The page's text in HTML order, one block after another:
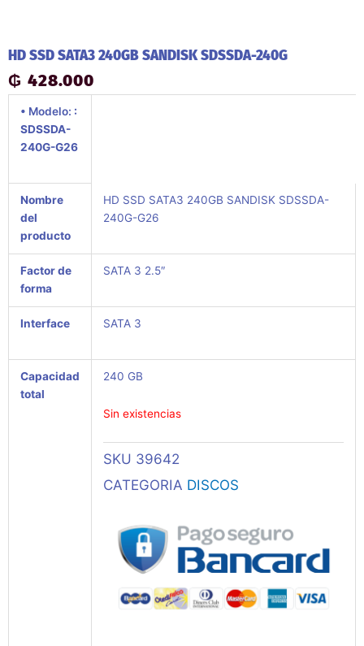
HD SSD SATA3 240GB SANDISK SDSSDA-240G
₲ 428.000
• Modelo: :
SDSSDA-
240G-G26
Nombre
del
producto
HD SSD SATA3 240GB SANDISK SDSSDA-
240G-G26
Factor de
forma
SATA 3 2.5″
Interface SATA 3
Capacidad
total
240 GB
Sin existencias
SKU 39642
CATEGORIA DISCOS